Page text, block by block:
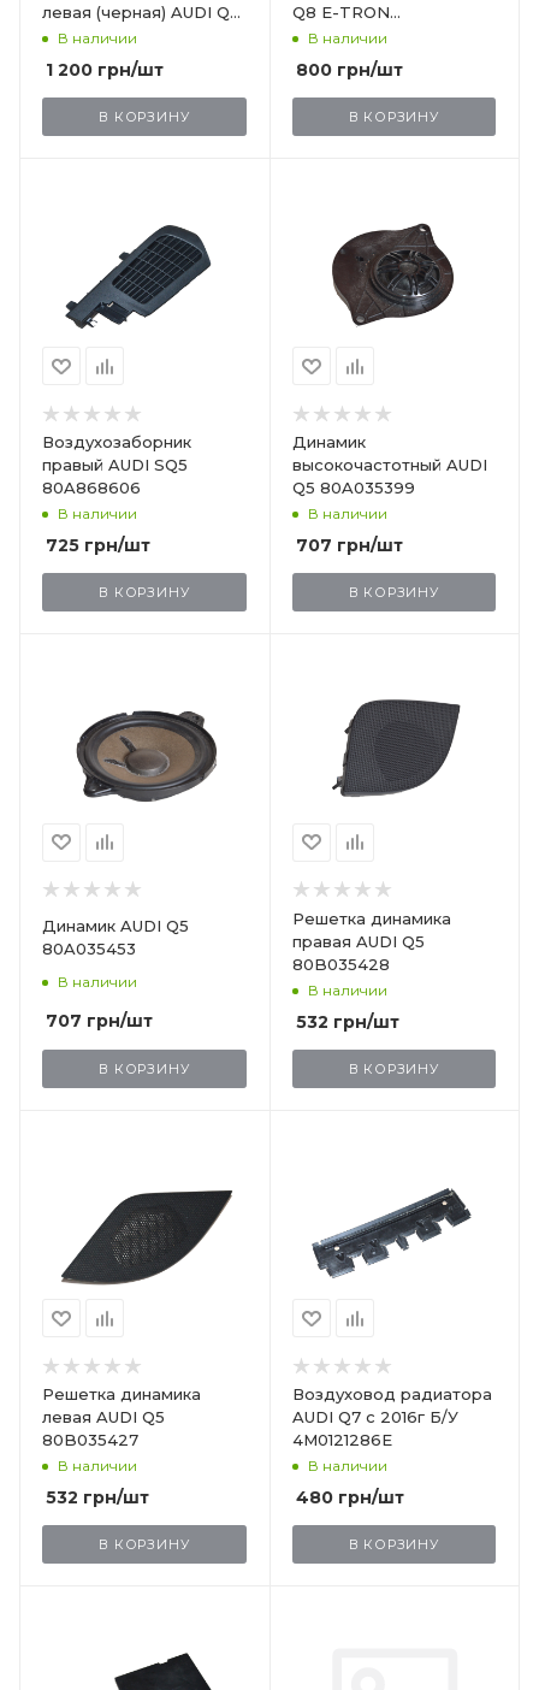
левая (черная) AUDI Q7
с 2016г Б/У
4M0867287DK23
В наличии
1 200 грн/шт
В КОРЗИНУ
Q8 E-TRON
4M0423810C
В наличии
800грн/шт
В КОРЗИНУ
Воздухозаборник
правый AUDI SQ5
80A868606
В наличии
725 грн/шт
В КОРЗИНУ
Динамик
высокочастотный AUDI
Q5 80A035399
В наличии
707 грн/шт
В КОРЗИНУ
Динамик AUDI Q5
80A035453
В наличии
707 грн/шт
В КОРЗИНУ
Решетка динамика
правая AUDI Q5
80B035428
В наличии
532 грн/шт
В КОРЗИНУ
Решетка динамика
левая AUDI Q5
80B035427
В наличии
532 грн/шт
В КОРЗИНУ
Воздуховод радиатора
AUDI Q7 с 2016г Б/У
4M0121286E
В наличии
480грн/шт
В КОРЗИНУ